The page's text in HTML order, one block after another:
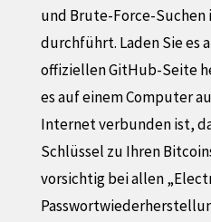
und Brute-Force-
durchführt. Laden Sie es
offiziellen GitHub-Seite
es auf einem Computer
Internet verbunden ist,
Schlüssel zu Ihren
vorsichtig bei allen